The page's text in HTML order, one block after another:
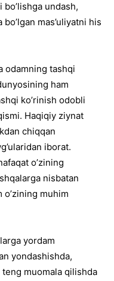
undash,
mas’uliyatni his
odamning tashqi
ham
ko’rinish odobli
Haqiqiy ziynat
chiqqan
iborat.
o’zining
nisbatan
o’zining muhim
yordam
yondashishda,
teng muomala qilishda